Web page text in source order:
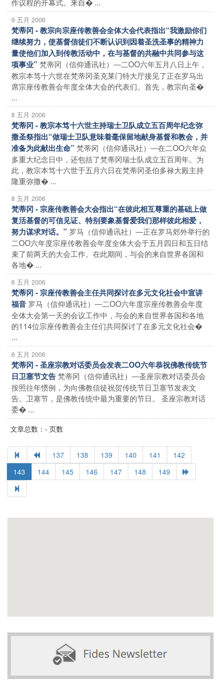
9 五月 2006
梵蒂冈 - 教宗向宗座传教善会全体大会代表指出“我激励你们
继续努力，使基督信徒们不断认识到因着圣洗圣事的精神力
量使他们加入到传教活动中，在与基督的共融中共同参与这
项事业” 梵蒂冈（信仰通讯社）―二OO六年五月八日上午，
教宗本笃十六世在梵蒂冈圣克莱门特大厅接见了正在罗马出
席宗座传教善会年度全体大会的代表们。首先，教宗向圣�
...
8 五月 2006
梵蒂冈 - 教宗本笃十六世主持瑞士卫队成立五百周年纪念弥
撒圣祭指出“做瑞士卫队意味着毫保留地献身基督和教会，并
准备为此献出生命” 梵蒂冈（信仰通讯社）―在二OO六年众
多重大纪念日中，还包括了梵蒂冈瑞士队成立五百周年。为
此，教宗本笃十六世于五月六日在梵蒂冈圣伯多禄大殿主持
隆重弥撒� ...
8 五月 2006
梵蒂冈 - 宗座传教善会大会指出“在彼此相互尊重的基础上做
复活基督的可信见证、特别要象基督爱我们那样彼此相爱，
努力谋求对话。” 罗马（信仰通讯社）―正在罗马郊外举行的
二OO六年度宗座传教善会年度全体大会于五月四日和五日结
束了前两天的大会工作。在此期间，与会的来自世界各国和
各地� ...
6 五月 2006
梵蒂冈 - 宗座传教善会主任共同探讨在多元文化社会中宣讲
福音 罗马（信仰通讯社）―二OO六年度宗座传教善会年度
全体大会第一天的会议工作中，与会的来自世界各国和各地
的114位宗座传教善会主任们共同探讨了在多元文化社会�
...
6 五月 2006
梵蒂冈 - 圣座宗教对话委员会发表二OO六年恭祝佛教传统节
日卫塞节文告梵蒂冈（信仰通讯社）―圣座宗教对话委员会
按照往年惯例，为向佛教信徒祝贺传统节日卫塞节发表文
告。卫塞节，是佛教传统中最为重要的节日。 圣座宗教对话
委� ...
文章总数：- 页数
137 138 139 140 141
142
143
144 145 146 147 148 149